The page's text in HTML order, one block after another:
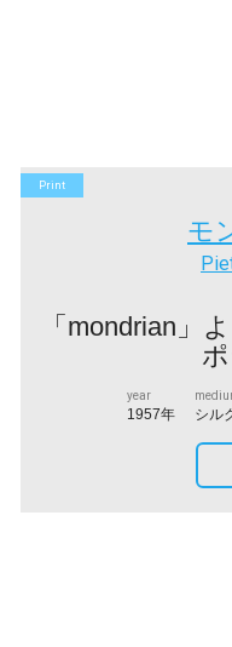
Print
モ
「mondrian」
year
1957年 シル